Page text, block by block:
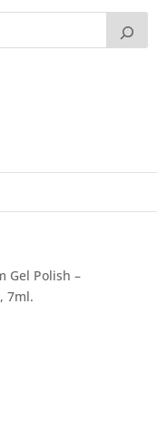
Gel Polish –
7ml.